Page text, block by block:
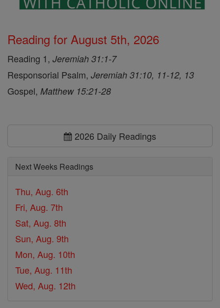
Reading for August 5th, 2026
Reading 1, Jeremiah 31:1-7
Responsorial Psalm, Jeremiah 31:10, 11-12, 13
Gospel, Matthew 15:21-28
2026 Daily Readings
Next Weeks Readings
Thu, Aug. 6th
Fri, Aug. 7th
Sat, Aug. 8th
Sun, Aug. 9th
Mon, Aug. 10th
Tue, Aug. 11th
Wed, Aug. 12th